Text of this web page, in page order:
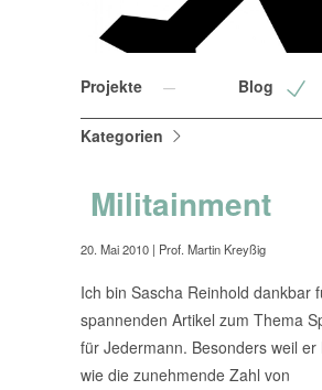
Projekte
Blog
Kategorien
Militainment
20. Mai 2010 | Prof. Martin Kreyßig
Ich bin Sascha Reinhold dankbar
spannenden Artikel zum Thema
für Jedermann. Besonders weil er
wie die zunehmende Zahl von